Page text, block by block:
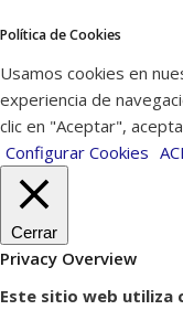
Política de Cookies
Usamos cookies en
experiencia de
clic en "Aceptar",
Configurar Cookies
Cerrar
Privacy Overview
Este sitio web utiliza